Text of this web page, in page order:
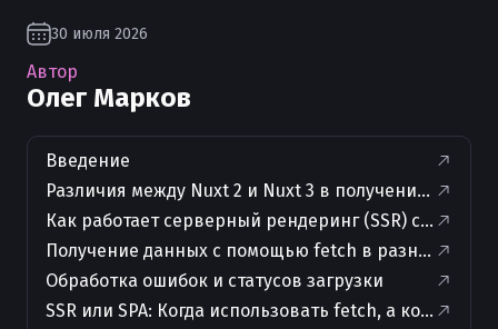
30 июля 2026
Автор
Олег Марков
Введение
Различия между Nuxt 2 и Nuxt 3 в получении данных
Как работает серверный рендеринг (SSR) с Fetch
Получение данных с помощью fetch в разных
Обработка ошибок и статусов загрузки
SSR или SPA: Когда использовать fetch, а когда